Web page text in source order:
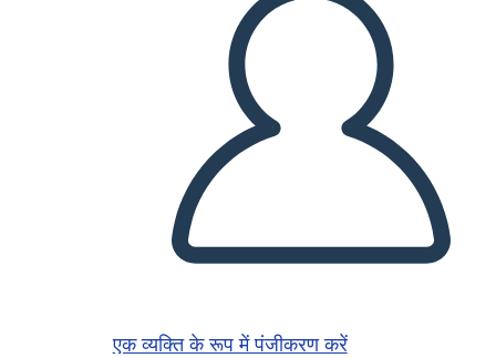
एक व्यक्ति के रूप में पंजीकरण करें